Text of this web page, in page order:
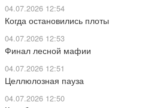
04.07.2026 12:54
Когда остановились плоты
04.07.2026 12:53
Финал лесной мафии
04.07.2026 12:51
Целлюлозная пауза
04.07.2026 12:50